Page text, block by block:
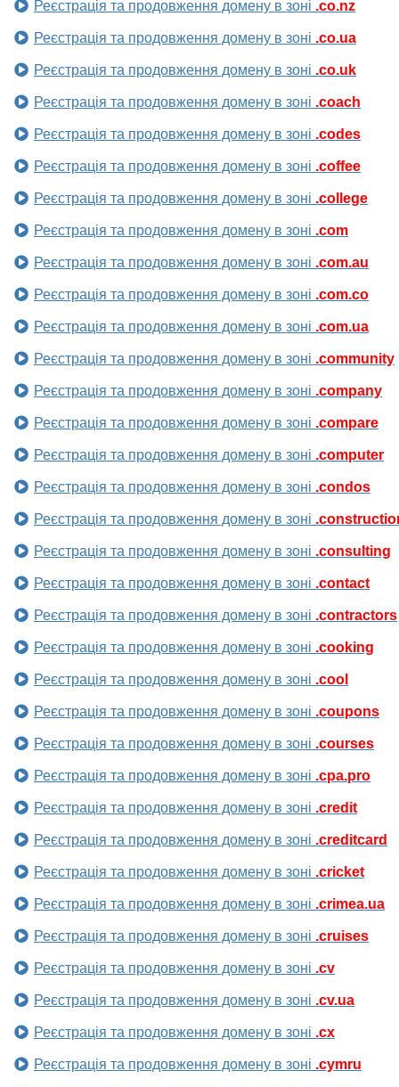
Реєстрація та продовження домену в зоні .co.nz
Реєстрація та продовження домену в зоні .co.ua
Реєстрація та продовження домену в зоні .co.uk
Реєстрація та продовження домену в зоні .coach
Реєстрація та продовження домену в зоні .codes
Реєстрація та продовження домену в зоні .coffee
Реєстрація та продовження домену в зоні .college
Реєстрація та продовження домену в зоні .com
Реєстрація та продовження домену в зоні .com.au
Реєстрація та продовження домену в зоні .com.co
Реєстрація та продовження домену в зоні .com.ua
Реєстрація та продовження домену в зоні .community
Реєстрація та продовження домену в зоні .company
Реєстрація та продовження домену в зоні .compare
Реєстрація та продовження домену в зоні .computer
Реєстрація та продовження домену в зоні .condos
Реєстрація та продовження домену в зоні
Реєстрація та продовження домену в зоні .consulting
Реєстрація та продовження домену в зоні .contact
Реєстрація та продовження домену в зоні .contractors
Реєстрація та продовження домену в зоні .cooking
Реєстрація та продовження домену в зоні .cool
Реєстрація та продовження домену в зоні .coupons
Реєстрація та продовження домену в зоні .courses
Реєстрація та продовження домену в зоні .cpa.pro
Реєстрація та продовження домену в зоні .credit
Реєстрація та продовження домену в зоні .creditcard
Реєстрація та продовження домену в зоні .cricket
Реєстрація та продовження домену в зоні .crimea.ua
Реєстрація та продовження домену в зоні .cruises
Реєстрація та продовження домену в зоні .cv
Реєстрація та продовження домену в зоні .cv.ua
Реєстрація та продовження домену в зоні .cx
Реєстрація та продовження домену в зоні .cymru